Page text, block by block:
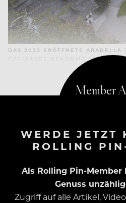
DAS 2022 ERÖFFNETE ARABELLA
FUSCHLSEE BEKOMMT EINEN
WERDE JETZT
ROLLING
Als Rolling Pin-
Genuss
Zugriff auf alle Artikel,